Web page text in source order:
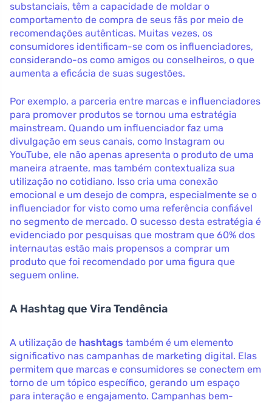
substanciais, têm a capacidade de moldar o
comportamento de compra de seus fãs por meio de
recomendações autênticas. Muitas vezes, os
consumidores identificam-se com os influenciadores,
considerando-os como amigos ou conselheiros, o que
aumenta a eficácia de suas sugestões.
Por exemplo, a parceria entre marcas e influenciadores
para promover produtos se tornou uma estratégia
mainstream. Quando um influenciador faz uma
divulgação em seus canais, como Instagram ou
YouTube, ele não apenas apresenta o produto de uma
maneira atraente, mas também contextualiza sua
utilização no cotidiano. Isso cria uma conexão
emocional e um desejo de compra, especialmente se o
influenciador for visto como uma referência confiável
no segmento de mercado. O sucesso desta estratégia é
evidenciado por pesquisas que mostram que 60% dos
internautas estão mais propensos a comprar um
produto que foi recomendado por uma figura que
seguem online.
A Hashtag que Vira Tendência
A utilização de hashtags também é um elemento
significativo nas campanhas de marketing digital. Elas
permitem que marcas e consumidores se conectem em
torno de um tópico específico, gerando um espaço
para interação e engajamento. Campanhas bem-